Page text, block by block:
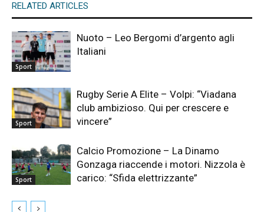
RELATED ARTICLES
Sport
Nuoto – Leo Bergomi d’argento agli
Italiani
Sport
Rugby Serie A Elite – Volpi: “Viadana
club ambizioso. Qui per crescere e
vincere”
Sport
Calcio Promozione – La Dinamo
Gonzaga riaccende i motori. Nizzola è
carico: “Sfida elettrizzante”